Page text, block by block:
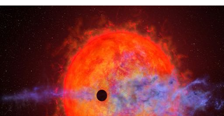
forma
basada
permite
seguir